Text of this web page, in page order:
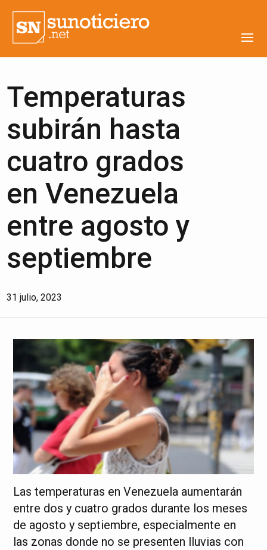
Temperaturas
subirán hasta
cuatro grados
en Venezuela
entre agosto y
septiembre
31 julio, 2023
Las temperaturas en Venezuela aumentarán
entre dos y cuatro grados durante los meses
de agosto y septiembre, especialmente en
las zonas donde no se presenten lluvias con